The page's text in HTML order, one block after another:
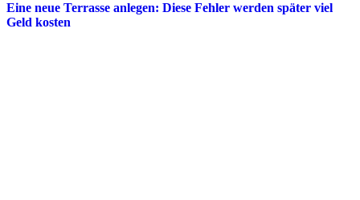
Eine neue Terrasse anlegen: Diese Fehler werden später viel
Geld kosten